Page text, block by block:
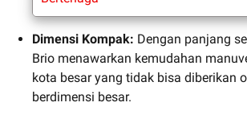
Dimensi Kompak: Dengan panjang
Brio menawarkan kemudahan
kota besar yang tidak bisa diberikan
berdimensi besar.